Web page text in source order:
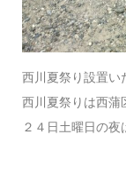
西川夏祭り設置い
西川夏祭りは西蒲
２４日土曜日の夜